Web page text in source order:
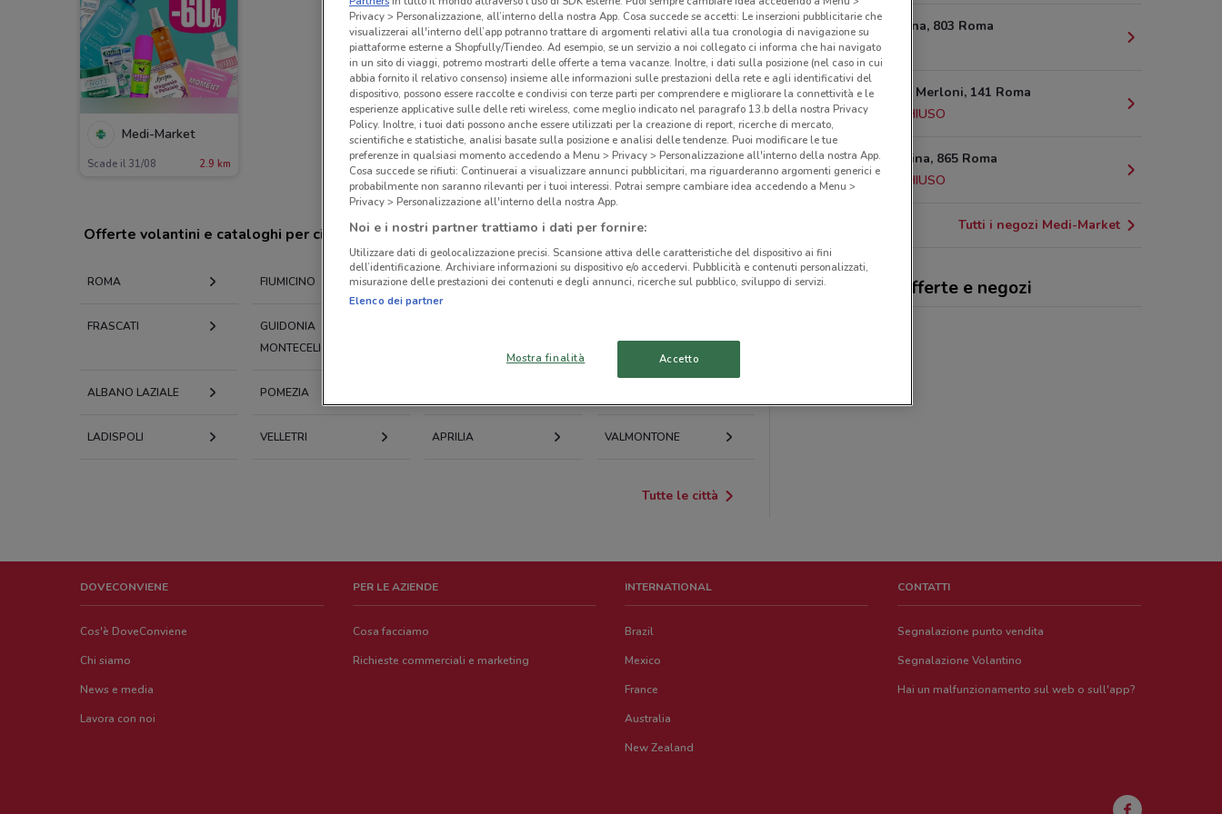
Medi-Market
Scade il 31/08 2.9 km
Offerte volantini e cataloghi per città nelle vicinanze
ROMA FIUMICINO MONTEROTONDO CIAMPINO
FRASCATI
GUIDONIA
MONTECELIO
ALBANO LAZIALE POMEZIA
LADISPOLI VELLETRI APRILIA VALMONTONE
Tutte le città
Via Tuscolana, 803 Roma
11.8 km
Via Aristide Merloni, 141 Roma
13.7 km
CHIUSO
Via Laurentina, 865 Roma
14.3 km
CHIUSO
Tutti i negozi Medi-Market
Medi-Market, offerte e negozi
DOVECONVIENE
Cos'è DoveConviene
Chi siamo
News e media
Lavora con noi
PER LE AZIENDE
Cosa facciamo
Richieste commerciali e marketing
INTERNATIONAL
Brazil
Mexico
France
Australia
New Zealand
CONTATTI
Segnalazione punto vendita
Segnalazione Volantino
Hai un malfunzionamento sul web o sull'app?
Privacy > Personalizzazione, all’interno della nostra App. Cosa succede se accetti: Le inserzioni pubblicitarie che
visualizzerai all'interno dell’app potranno trattare di argomenti relativi alla tua cronologia di navigazione su
piattaforme esterne a Shopfully/Tiendeo. Ad esempio, se un servizio a noi collegato ci informa che hai navigato
in un sito di viaggi, potremo mostrarti delle offerte a tema vacanze. Inoltre, i dati sulla posizione (nel caso in cui
abbia fornito il relativo consenso) insieme alle informazioni sulle prestazioni della rete e agli identificativi del
dispositivo, possono essere raccolte e condivisi con terze parti per comprendere e migliorare la connettività e le
esperienze applicative sulle delle reti wireless, come meglio indicato nel paragrafo 13.b della nostra Privacy
Policy. Inoltre, i tuoi dati possono anche essere utilizzati per la creazione di report, ricerche di mercato,
scientifiche e statistiche, analisi basate sulla posizione e analisi delle tendenze. Puoi modificare le tue
preferenze in qualsiasi momento accedendo a Menu > Privacy > Personalizzazione all'interno della nostra App.
Cosa succede se rifiuti: Continuerai a visualizzare annunci pubblicitari, ma riguarderanno argomenti generici e
probabilmente non saranno rilevanti per i tuoi interessi. Potrai sempre cambiare idea accedendo a Menu >
Privacy > Personalizzazione all'interno della nostra App.
Noi e i nostri partner trattiamo i dati per fornire:
Utilizzare dati di geolocalizzazione precisi. Scansione attiva delle caratteristiche del dispositivo ai fini
dell’identificazione. Archiviare informazioni su dispositivo e/o accedervi. Pubblicità e contenuti personalizzati,
misurazione delle prestazioni dei contenuti e degli annunci, ricerche sul pubblico, sviluppo di servizi.
Elenco dei partner
Mostra finalità Accetto